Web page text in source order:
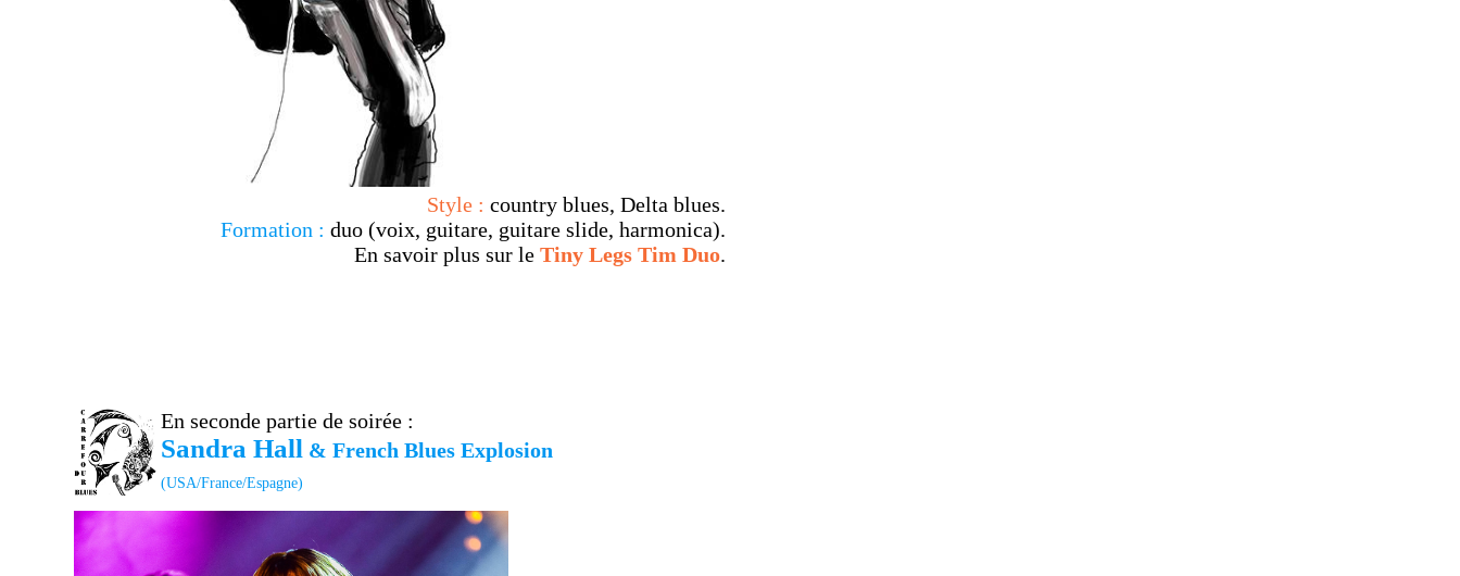
Style : country blues, Delta blues.
Formation : duo (voix, guitare, guitare slide, harmonica).
En savoir plus sur le Tiny Legs Tim Duo.
En seconde partie de soirée :
Sandra Hall & French Blues Explosion
(USA/France/Espagne)